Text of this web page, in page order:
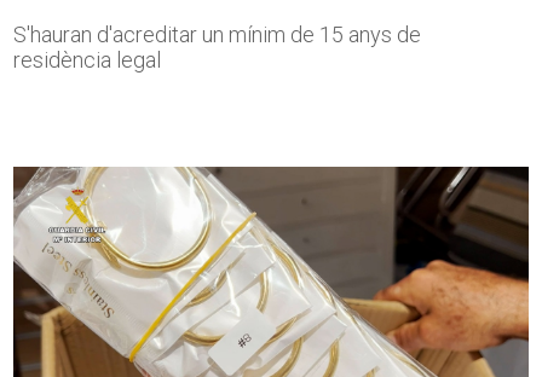
S'hauran d'acreditar un mínim de 15 anys de
residència legal